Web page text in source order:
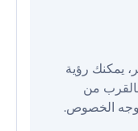
الخصوص.